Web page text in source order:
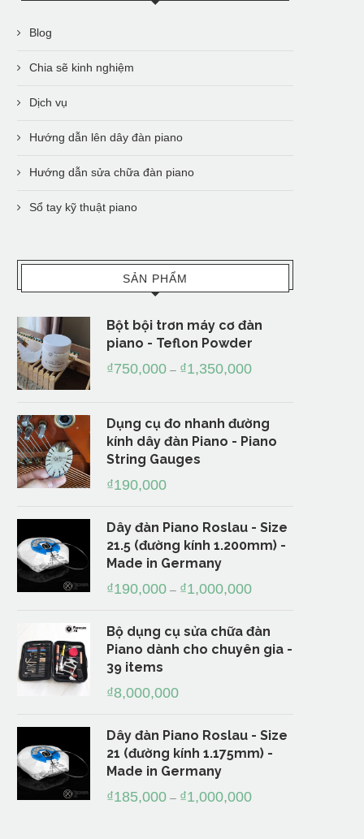
Blog
Chia sẽ kinh nghiệm
Dịch vụ
Hướng dẫn lên dây đàn piano
Hướng dẫn sửa chữa đàn piano
Sổ tay kỹ thuật piano
SẢN PHẨM
Bột bội trơn máy cơ đàn
piano - Teflon Powder
₫750,000 – ₫1,350,000
Dụng cụ đo nhanh đường
kính dây đàn Piano - Piano
String Gauges
₫190,000
Dây đàn Piano Roslau - Size
21.5 (đường kính 1.200mm) -
Made in Germany
₫190,000 – ₫1,000,000
Bộ dụng cụ sửa chữa đàn
Piano dành cho chuyên gia -
39 items
₫8,000,000
Dây đàn Piano Roslau - Size
21 (đường kính 1.175mm) -
Made in Germany
₫185,000 – ₫1,000,000